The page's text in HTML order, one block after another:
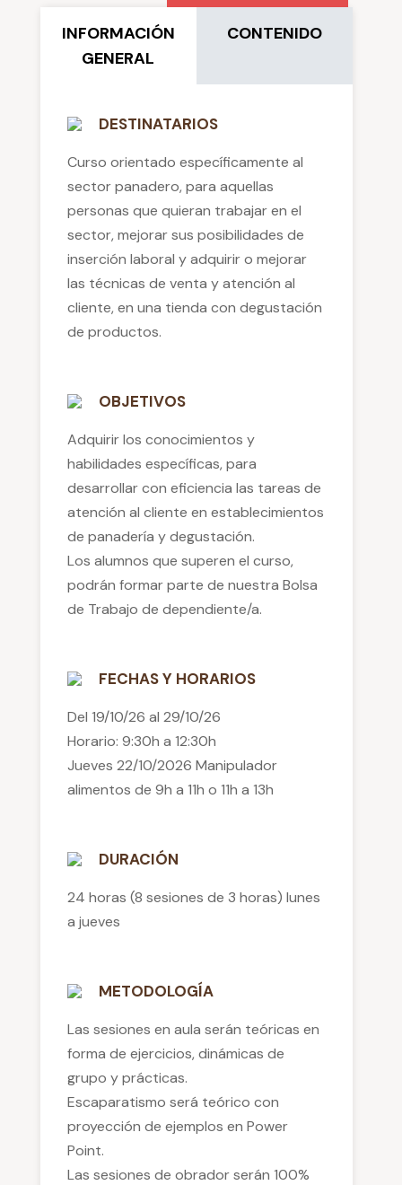
INFORMACIÓN
GENERAL
CONTENIDO
DESTINATARIOS
Curso orientado específicamente al
sector panadero, para aquellas
personas que quieran trabajar en el
sector, mejorar sus posibilidades de
inserción laboral y adquirir o mejorar
las técnicas de venta y atención al
cliente, en una tienda con degustación
de productos.
OBJETIVOS
Adquirir los conocimientos y
habilidades específicas, para
desarrollar con eficiencia las tareas de
atención al cliente en establecimientos
de panadería y degustación.
Los alumnos que superen el curso,
podrán formar parte de nuestra Bolsa
de Trabajo de dependiente/a.
FECHAS Y HORARIOS
Del 19/10/26 al 29/10/26
Horario: 9:30h a 12:30h
Jueves 22/10/2026 Manipulador
alimentos de 9h a 11h o 11h a 13h
DURACIÓN
24 horas (8 sesiones de 3 horas) lunes
a jueves
METODOLOGÍA
Las sesiones en aula serán teóricas en
forma de ejercicios, dinámicas de
grupo y prácticas.
Escaparatismo será teórico con
proyección de ejemplos en Power
Point.
Las sesiones de obrador serán 100%